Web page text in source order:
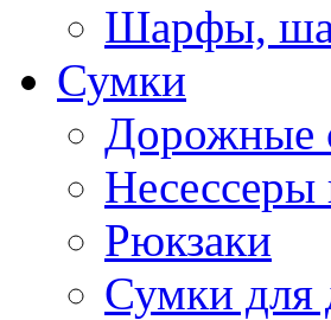
Шарфы,
Сумки
Дорожные
Несессеры
Рюкзаки
Сумки для